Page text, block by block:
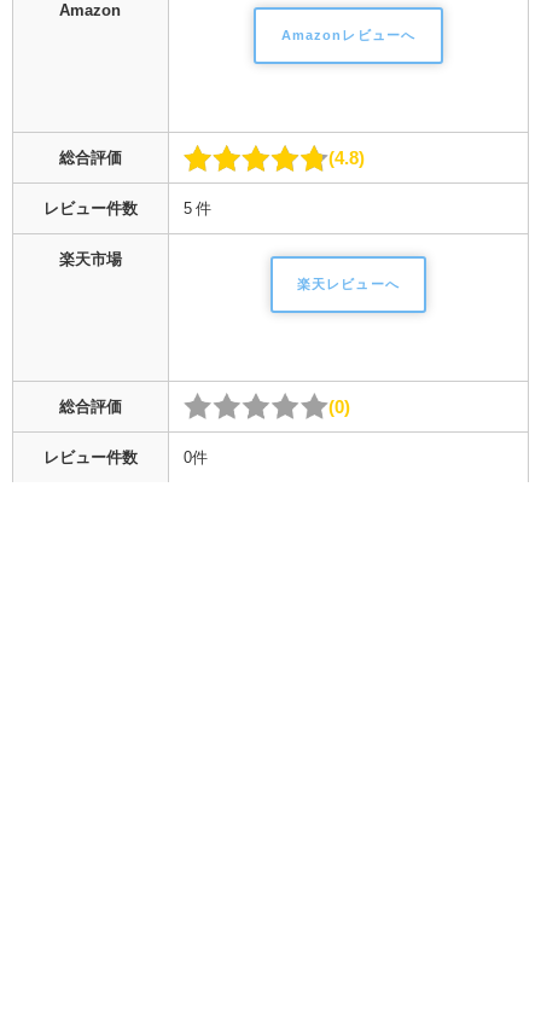
Amazon
Amazonレビューへ
総合評価 4.8
レビュー件数 5 件
楽天市場
楽天レビューへ
総合評価 0
レビュー件数 0件